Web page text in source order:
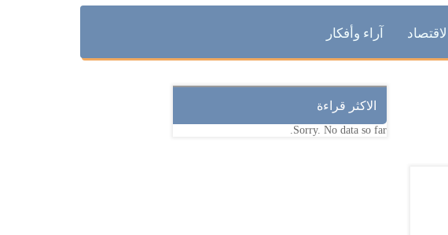
الاقتصاد آراء وأفكار
الاكثر قراءة
Sorry. No data so far.